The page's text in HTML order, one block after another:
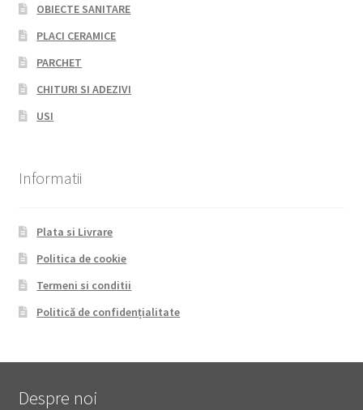
OBIECTE SANITARE
PLACI CERAMICE
PARCHET
CHITURI SI ADEZIVI
USI
Informatii
Plata si Livrare
Politica de cookie
Termeni si conditii
Politică de confidențialitate
Despre noi